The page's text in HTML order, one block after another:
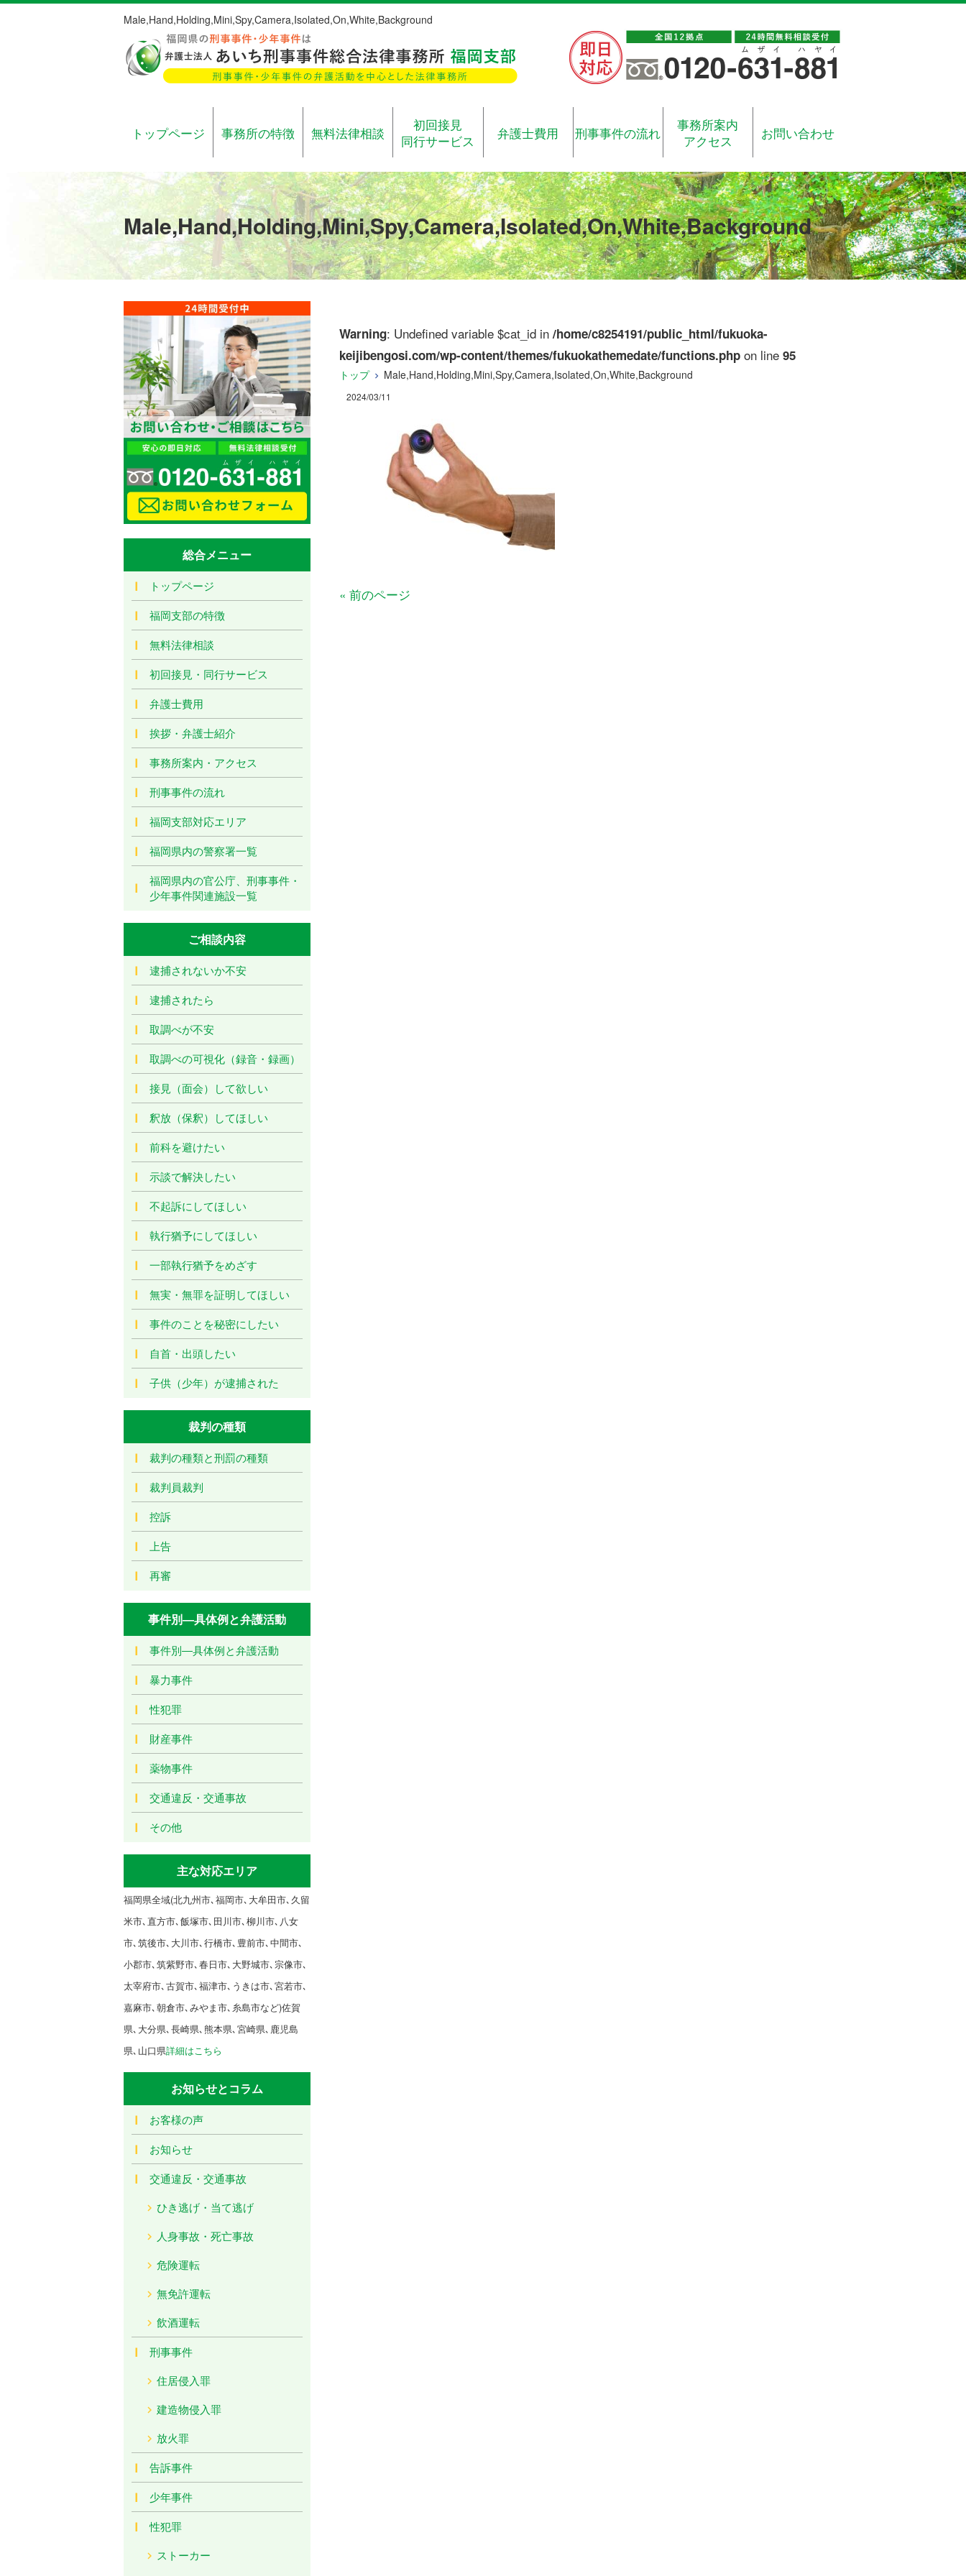
Male,Hand,Holding,Mini,Spy,Camera,Isolated,On,White,Background
トップページ 事務所の特徴 無料法律相談
初回接見
同行サービス
弁護士費用 刑事事件の流れ
事務所案内
アクセス
お問い合わせ
Male,Hand,Holding,Mini,Spy,Camera,Isolated,On,White,Background
Warning: Undefined variable $cat_id in /home/c8254191/public_html/fukuoka-
keijibengosi.com/wp-content/themes/fukuokathemedate/functions.php on line 95
トップ Male,Hand,Holding,Mini,Spy,Camera,Isolated,On,White,Background
2024/03/11
« 前のページ
総合メニュー
トップページ
福岡支部の特徴
無料法律相談
初回接見・同行サービス
弁護士費用
挨拶・弁護士紹介
事務所案内・アクセス
刑事事件の流れ
福岡支部対応エリア
福岡県内の警察署一覧
福岡県内の官公庁、刑事事件・
少年事件関連施設一覧
ご相談内容
逮捕されないか不安
逮捕されたら
取調べが不安
取調べの可視化（録音・録画）
接見（面会）して欲しい
釈放（保釈）してほしい
前科を避けたい
示談で解決したい
不起訴にしてほしい
執行猶予にしてほしい
一部執行猶予をめざす
無実・無罪を証明してほしい
事件のことを秘密にしたい
自首・出頭したい
子供（少年）が逮捕された
裁判の種類
裁判の種類と刑罰の種類
裁判員裁判
控訴
上告
再審
事件別―具体例と弁護活動
事件別―具体例と弁護活動
暴力事件
性犯罪
財産事件
薬物事件
交通違反・交通事故
その他
主な対応エリア
福岡県全域(北九州市､福岡市､大牟田市､久留
米市､直方市､飯塚市､田川市､柳川市､八女
市､筑後市､大川市､行橋市､豊前市､中間市､
小郡市､筑紫野市､春日市､大野城市､宗像市､
太宰府市､古賀市､福津市､うきは市､宮若市､
嘉麻市､朝倉市､みやま市､糸島市など)佐賀
県､大分県､長崎県､熊本県､宮崎県､鹿児島
県､山口県詳細はこちら
お知らせとコラム
お客様の声
お知らせ
交通違反・交通事故
ひき逃げ・当て逃げ
人身事故・死亡事故
危険運転
無免許運転
飲酒運転
刑事事件
住居侵入罪
建造物侵入罪
放火罪
告訴事件
少年事件
性犯罪
ストーカー